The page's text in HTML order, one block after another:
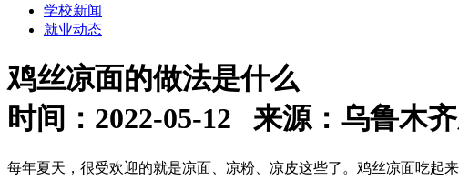
学校新闻
就业动态
鸡丝凉面的做法是什么
时间：2022-05-12 来源：乌鲁木
每年夏天，很受欢迎的就是凉面、凉粉、凉皮这些了。鸡丝凉面吃起